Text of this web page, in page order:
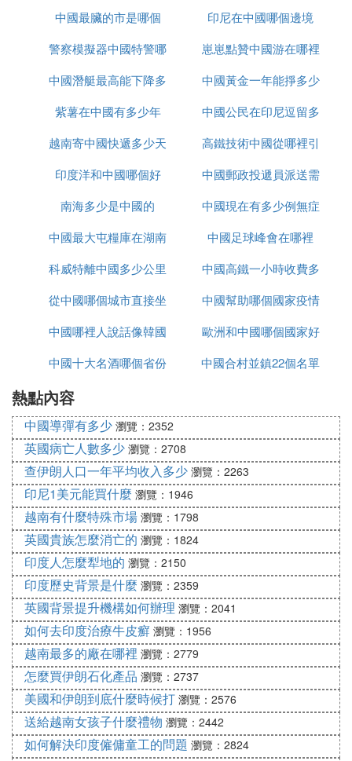
界後輩封為圭臬，頂禮膜拜。
20世紀80年代，中國的 科技 產業不斷發展，誕生了
許多著名的 科技 企業，比如聯想集團、方正集團以
這些企業的創始人和領導者紛紛開始抱團取暖，加入
「四人小組」的成員越來越多，從四個人到六七個
人，再到十幾個人，不斷地發展壯大起來。
後來，在段永基地建議下，大家決心一起成立一個正
1987年，由在國家科委退休下來的老幹部 華怡芳牽
則擔任了協會的第一任秘書長。
但由於沒有很好的控制協會人數，加入協會的人越來
越多，各家企業的發展水平也各不相同，彼此之間的
分歧和矛盾也越來越大。於是，其中的一小部分頂尖
企業家發起倡議，准備成立一個屬於他們自己的「小
圈子」。
1993年，當初的「四人小組」發起人——四通集團董
事長段永基再次牽頭，在山東成立了一個為企業資產
超過億元的企業家交流、開拓民營企業生存環境的平
台。
由於成立大會是在山東召開的，而山東的著名景點泰
山又是「五嶽獨尊」，所以他們把這個平台稱之為
「泰山產業研究會」 。
1998年， 「泰山產業研究會」改名為「泰山產業研
究院」，這也成為了它幾十年來的官方名稱。而在20
05年的時候，「泰山產業研究院」又起了一個非常通
俗，但是最廣為流傳的名字——泰山會。
久
中國最臟的市是哪個
印尼在中國哪個邊境
警察模擬器中國特警哪
裡下載
崽崽點贊中國游在哪裡
中國潛艇最高能下降多
少米
中國黃金一年能掙多少
錢
紫薯在中國有多少年
中國公民在印尼逗留多
久
越南寄中國快遞多少天
高鐵技術中國從哪裡引
進
印度洋和中國哪個好
中國郵政投遞員派送需
要多久
南海多少是中國的
中國現在有多少例無症
狀感染者
中國最大屯糧庫在湖南
哪裡
中國足球峰會在哪裡
科威特離中國多少公里
中國高鐵一小時收費多
少
從中國哪個城市直接坐
大巴去越南
中國幫助哪個國家疫情
中國哪裡人說話像韓國
話
歐洲和中國哪個國家好
玩
中國十大名酒哪個省份
中國合村並鎮22個名單
熱點內容
中國導彈有多少 瀏覽：2352
英國病亡人數多少 瀏覽：2708
查伊朗人口一年平均收入多少 瀏覽：2263
印尼1美元能買什麼 瀏覽：1946
越南有什麼特殊市場 瀏覽：1798
英國貴族怎麼消亡的 瀏覽：1824
印度人怎麼犁地的 瀏覽：2150
印度歷史背景是什麼 瀏覽：2359
英國背景提升機構如何辦理 瀏覽：2041
如何去印度治療牛皮癬 瀏覽：1956
越南最多的廠在哪裡 瀏覽：2779
怎麼買伊朗石化產品 瀏覽：2737
美國和伊朗到底什麼時候打 瀏覽：2576
送給越南女孩子什麼禮物 瀏覽：2442
如何解決印度僱傭童工的問題 瀏覽：2824